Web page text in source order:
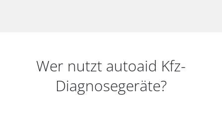
Wer nutzt autoaid Kfz-
Diagnosegeräte?